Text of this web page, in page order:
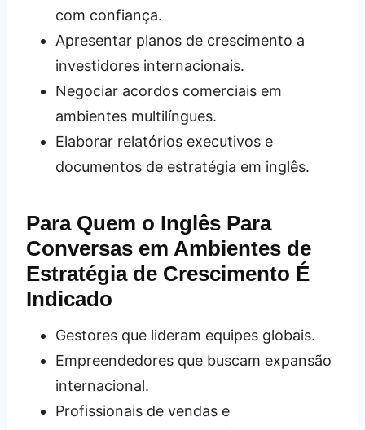
com confiança.
Apresentar planos de crescimento a
investidores internacionais.
Negociar acordos comerciais em
ambientes multilíngues.
Elaborar relatórios executivos e
documentos de estratégia em inglês.
Para Quem o Inglês Para
Conversas em Ambientes de
Estratégia de Crescimento É
Indicado
Gestores que lideram equipes globais.
Empreendedores que buscam expansão
internacional.
Profissionais de vendas e